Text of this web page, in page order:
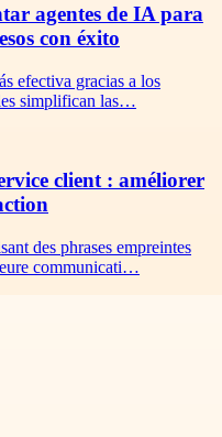
agentes de IA para
con éxito
efectiva gracias a los
simplifican las…
client : améliorer
des phrases empreintes
communicati…